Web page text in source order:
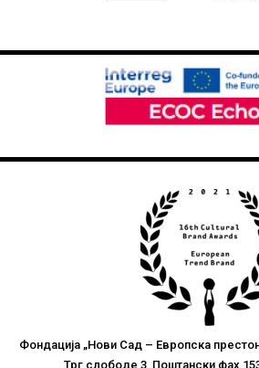
Фондација „Нови Сад – Европска
Трг слободе 3, Поштански фах